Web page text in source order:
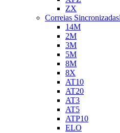
ZX
Correias Sincronizadas
14M
2M
3M
5M
8M
8X
AT10
AT20
AT3
AT5
ATP10
ELO